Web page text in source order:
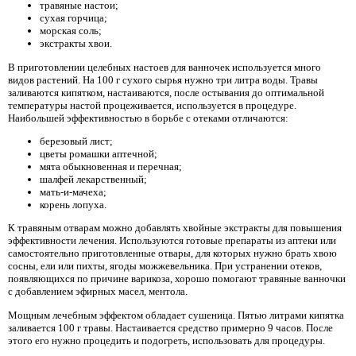
травяные настои;
сухая горчица;
морская соль;
экстракты хвои.
В приготовлении целебных настоев для ванночек используется много
видов растений. На 100 г сухого сырья нужно три литра воды. Травы
заливаются кипятком, настаиваются, после остывания до оптимальной
температуры настой процеживается, используется в процедуре.
Наибольшей эффективностью в борьбе с отеками отличаются:
березовый лист;
цветы ромашки аптечной;
мята обыкновенная и перечная;
шалфей лекарственный;
мать-и-мачеха;
корень лопуха.
К травяным отварам можно добавлять хвойные экстракты для повышения
эффективности лечения. Используются готовые препараты из аптеки или
самостоятельно приготовленные отвары, для которых нужно брать хвою
сосны, ели или пихты, ягоды можжевельника. При устранении отеков,
появляющихся по причине варикоза, хорошо помогают травяные ванночки
с добавлением эфирных масел, ментола.
Мощным лечебным эффектом обладает сушеница. Пятью литрами кипятка
заливается 100 г травы. Настаивается средство примерно 9 часов. После
этого его нужно процедить и подогреть, использовать для процедуры.